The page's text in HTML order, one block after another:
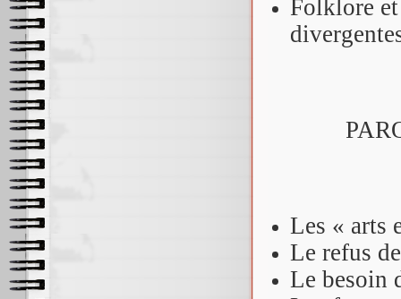
Folklore
Les « arts
Le refus
Le besoin